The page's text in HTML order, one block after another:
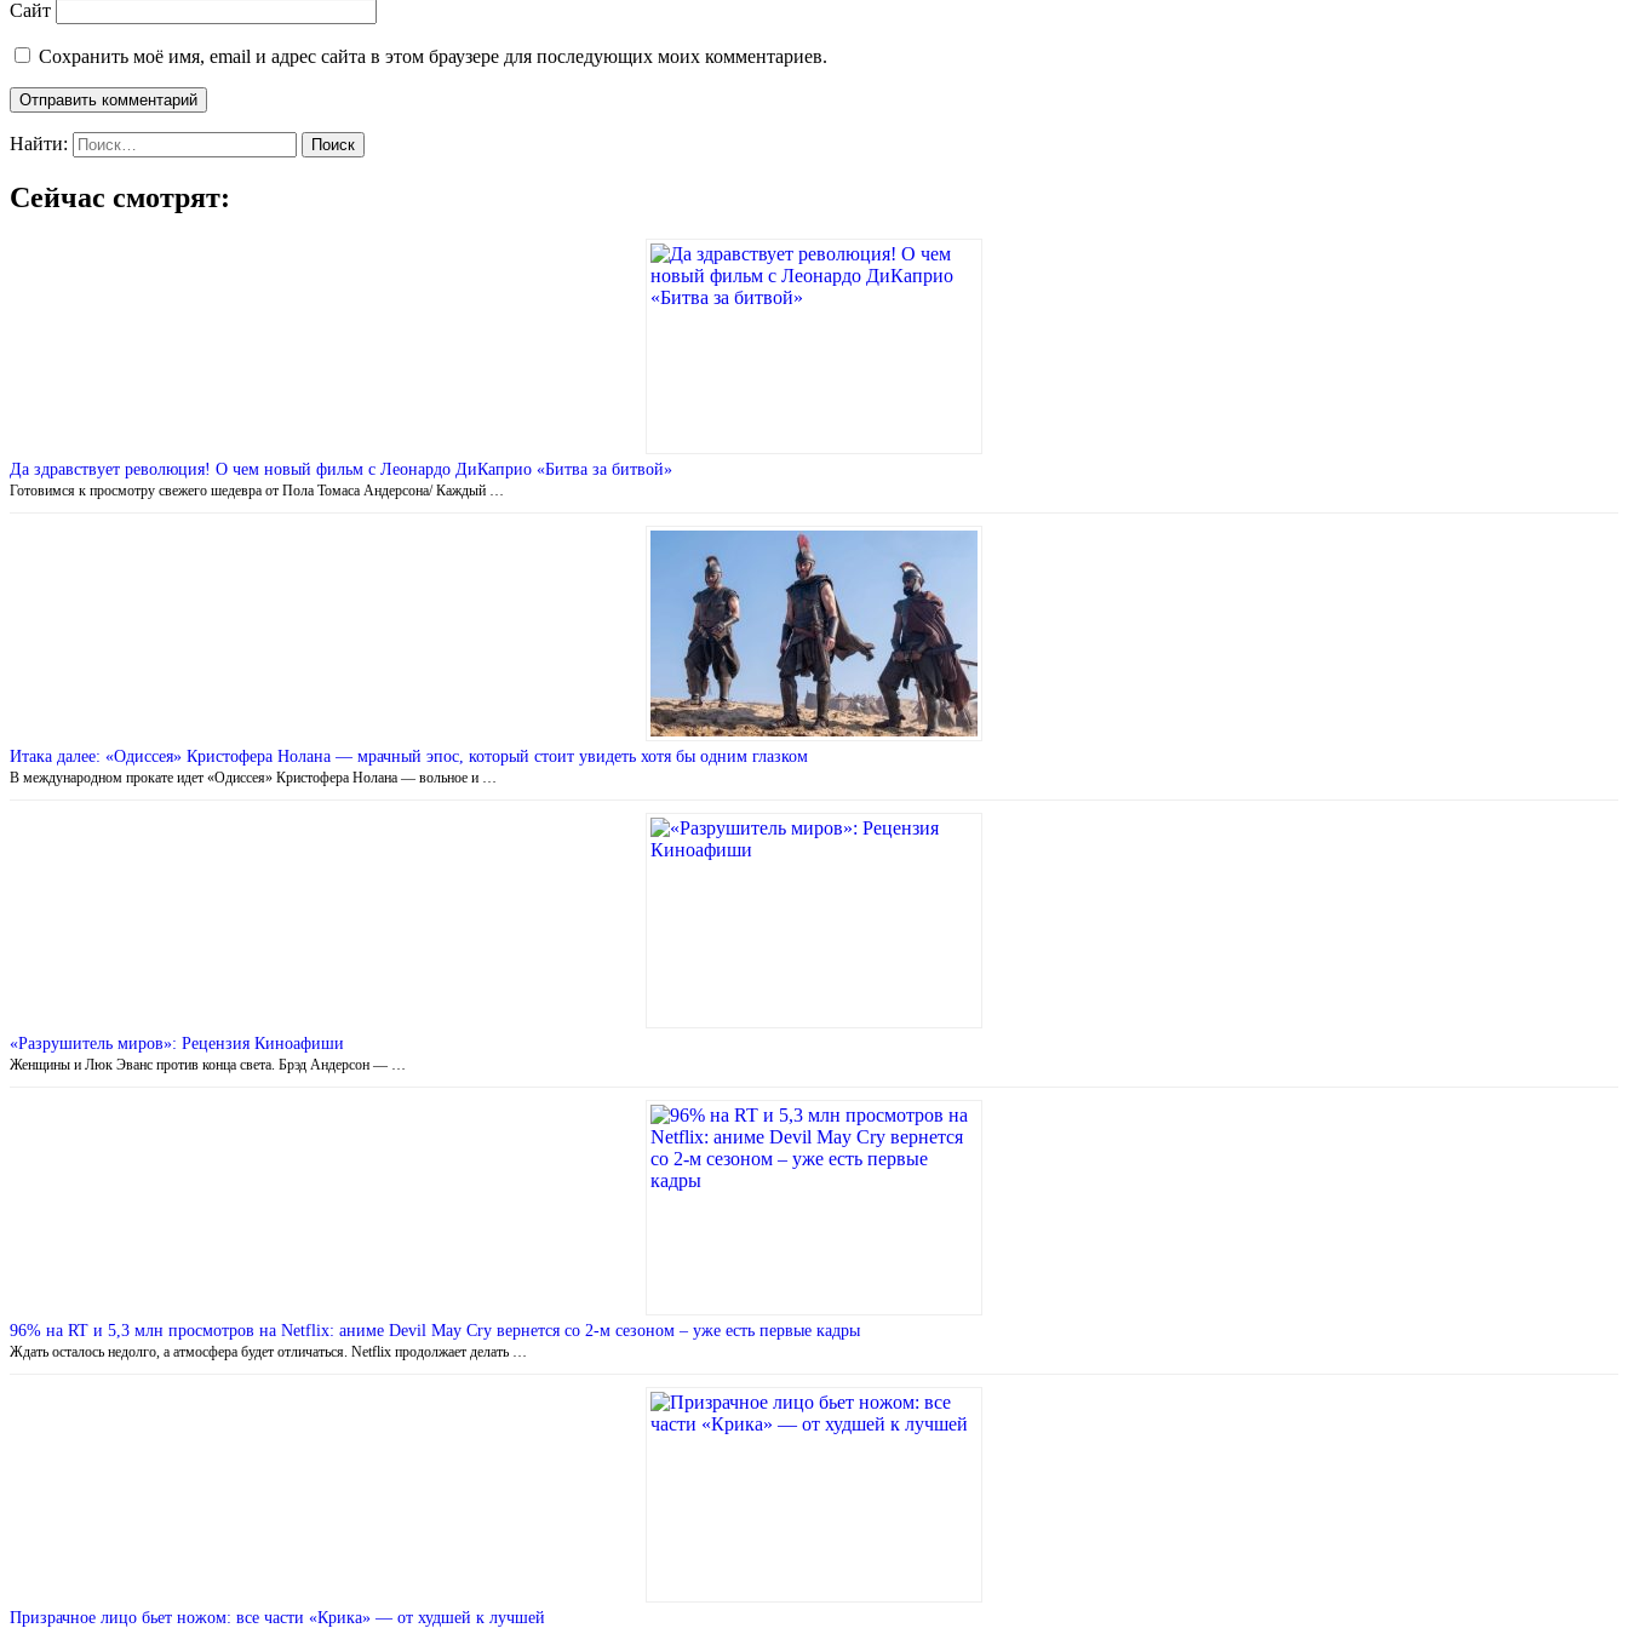
Сайт
Сохранить моё имя, email и адрес сайта в этом браузере для последующих моих комментариев.
Найти:
Сейчас смотрят:
Да здравствует революция! О чем новый фильм с Леонардо ДиКаприо «Битва за битвой»
Готовимся к просмотру свежего шедевра от Пола Томаса Андерсона/ Каждый …
Итака далее: «Одиссея» Кристофера Нолана — мрачный эпос, который стоит увидеть хотя бы одним глазком
В международном прокате идет «Одиссея» Кристофера Нолана — вольное и …
«Разрушитель миров»: Рецензия Киноафиши
Женщины и Люк Эванс против конца света. Брэд Андерсон — …
96% на RT и 5,3 млн просмотров на Netflix: аниме Devil May Cry вернется со 2-м сезоном – уже есть первые кадры
Ждать осталось недолго, а атмосфера будет отличаться. Netflix продолжает делать …
Призрачное лицо бьет ножом: все части «Крика» — от худшей к лучшей